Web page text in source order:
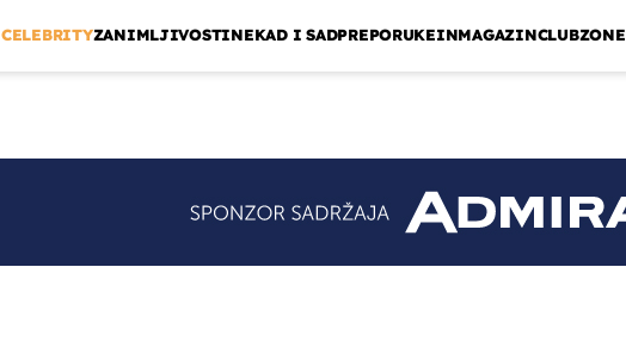
CELEBRITYZANIMLJIVOSTINEKAD I SADPREPORUKEINMAGAZINCLUBZONE